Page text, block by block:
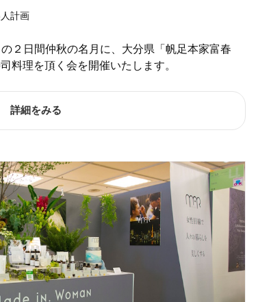
計画
２日間仲秋の名月に、大分県「帆足本家富春
料理を頂く会を開催いたします。
詳細をみる